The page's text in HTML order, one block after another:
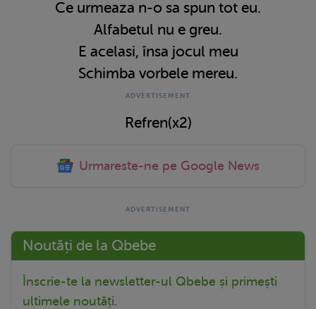
Ce urmeaza n-o sa spun tot eu.
Alfabetul nu e greu.
E acelasi, însa jocul meu
Schimba vorbele mereu.
Refren(x2)
Urmareste-ne pe Google News
Noutăți de la Qbebe
Înscrie-te la newsletter-ul Qbebe și primești
ultimele noutăți.